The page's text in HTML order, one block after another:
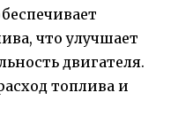
что улучшает
двигателя.
топлива и